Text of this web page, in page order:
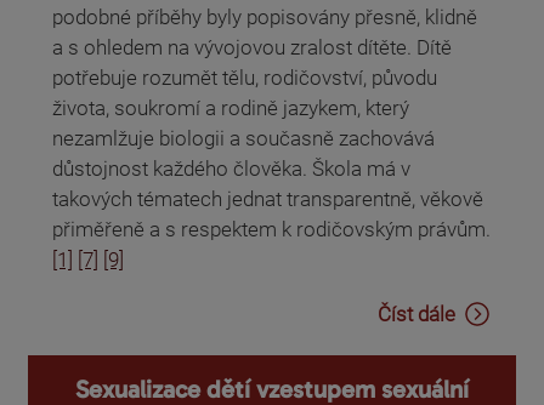
podobné příběhy byly popisovány přesně, klidně
a s ohledem na vývojovou zralost dítěte. Dítě
potřebuje rozumět tělu, rodičovství, původu
života, soukromí a rodině jazykem, který
nezamlžuje biologii a současně zachovává
důstojnost každého člověka. Škola má v
takových tématech jednat transparentně, věkově
přiměřeně a s respektem k rodičovským právům.
[1]
[7] [9]
Číst dále
Sexualizace dětí vzestupem sexuální